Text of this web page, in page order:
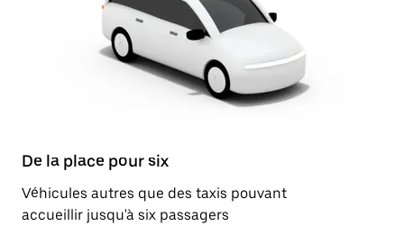
De la place pour six
Véhicules autres que des taxis pouvant
accueillir jusqu'à six passagers